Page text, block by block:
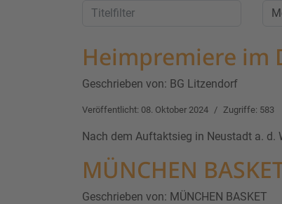
Filter
Titelfilter
Heimpremiere im
Geschrieben von: BG Litzendorf
Veröffentlicht: 08. Oktober 2024 Zugriffe: 583
Nach dem Auftaktsieg in Neustadt a. d.
MÜNCHEN
Geschrieben von: MÜNCHEN BASKET